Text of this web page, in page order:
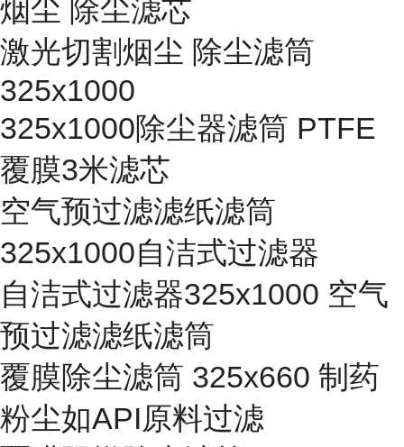
烟尘 除尘滤芯
激光切割烟尘 除尘滤筒
325x1000
325x1000除尘器滤筒 PTFE
覆膜3米滤芯
空气预过滤滤纸滤筒
325x1000自洁式过滤器
自洁式过滤器325x1000 空气
预过滤滤纸滤筒
覆膜除尘滤筒 325x660 制药
粉尘如API原料过滤